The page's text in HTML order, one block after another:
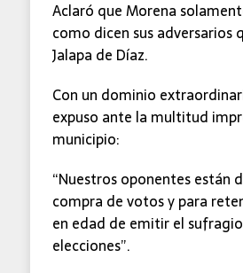
Aclaró que Morena
como dicen sus adversarios
Jalapa de Díaz.
Con un dominio
expuso ante la multitud
municipio:
“Nuestros oponentes están
compra de votos y para
en edad de emitir el
elecciones”.